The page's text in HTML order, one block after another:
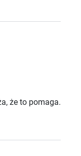
że to pomaga.